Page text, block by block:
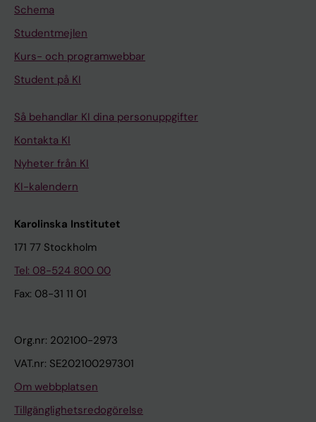
Schema
Studentmejlen
Kurs- och programwebbar
Student på KI
Så behandlar KI dina personuppgifter
Kontakta KI
Nyheter från KI
KI-kalendern
Karolinska Institutet
171 77 Stockholm
Tel: 08-524 800 00
Fax: 08-31 11 01
Org.nr: 202100-2973
VAT.nr: SE202100297301
Om webbplatsen
Tillgänglighetsredogörelse